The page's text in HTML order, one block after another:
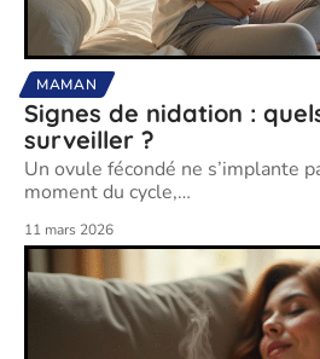
MAMAN
Signes de nidation :
surveiller ?
Un ovule fécondé ne s’implante
moment du cycle,…
11 mars 2026